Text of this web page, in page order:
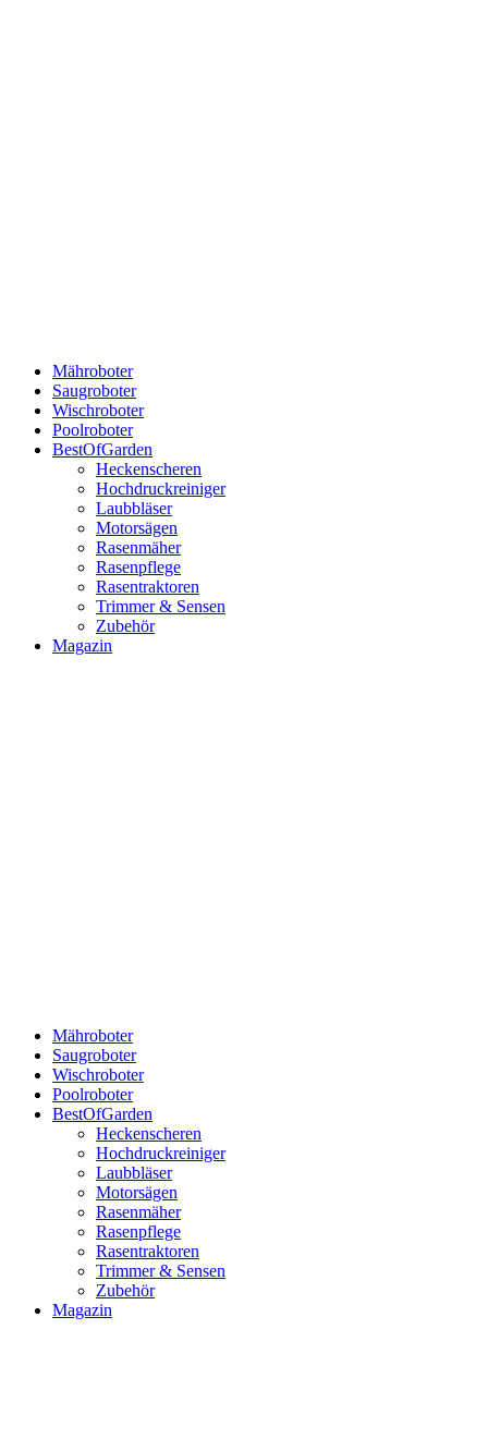
Mähroboter
Saugroboter
Wischroboter
Poolroboter
BestOfGarden
Heckenscheren
Hochdruckreiniger
Laubbläser
Motorsägen
Rasenmäher
Rasenpflege
Rasentraktoren
Trimmer & Sensen
Zubehör
Magazin
Mähroboter
Saugroboter
Wischroboter
Poolroboter
BestOfGarden
Heckenscheren
Hochdruckreiniger
Laubbläser
Motorsägen
Rasenmäher
Rasenpflege
Rasentraktoren
Trimmer & Sensen
Zubehör
Magazin